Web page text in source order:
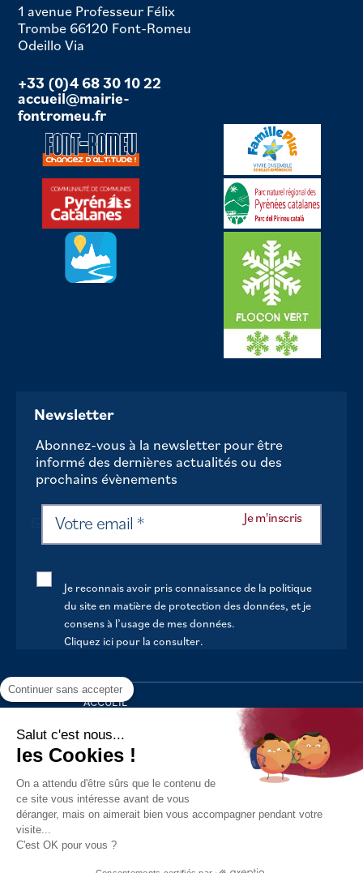
1 avenue Professeur Félix
Trombe 66120 Font-Romeu
Odeillo Via
+33 (0)4 68 30 10 22
accueil@mairie-
fontromeu.fr
Newsletter
Abonnez-vous à la newsletter pour être
informé des dernières actualités ou des
prochains évènements
Je reconnais avoir pris connaissance de la politique
du site en matière de protection des données, et je
consens à l’usage de mes données.
Cliquez ici pour la consulter.
ACCUEIL
VOTRE MAIRIE
VOTRE QUOTIDIEN
AU FIL DE LA VIE
LOISIRS
S’INFORMER
Continuer sans accepter
Salut c'est nous...
les Cookies !
On a attendu d'être sûrs que le contenu de
ce site vous intéresse avant de vous
déranger, mais on aimerait bien vous accompagner pendant votre
visite...
C'est OK pour vous ?